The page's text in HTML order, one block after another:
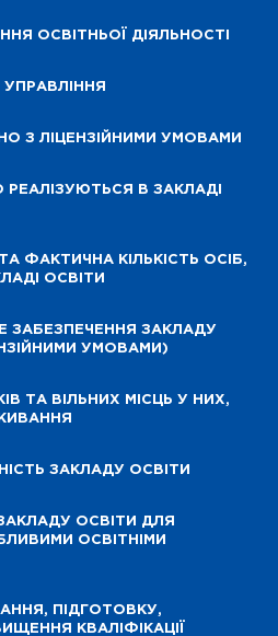
ОСВІТНЬОЇ ДІЯЛЬНОСТІ
З ЛІЦЕНЗІЙНИМИ УМОВАМИ
В ЗАКЛАДІ
ФАКТИЧНА КІЛЬКІСТЬ ОСІБ,
ОСВІТИ
ЗАБЕЗПЕЧЕННЯ ЗАКЛАДУ
УМОВАМИ)
ТА ВІЛЬНИХ МІСЦЬ У НИХ,
ЗАКЛАДУ ОСВІТИ
ОСВІТИ ДЛЯ
ОСВІТНІМИ
ПІДГОТОВКУ,
КВАЛІФІКАЦІЇ